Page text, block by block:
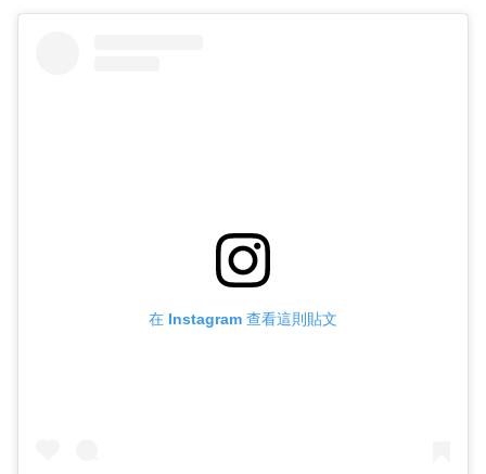
在 Instagram 查看這則貼文